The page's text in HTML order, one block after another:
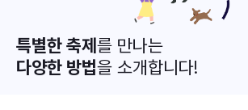
특별한 축제를 만나는
다양한 방법을 소개합니다!